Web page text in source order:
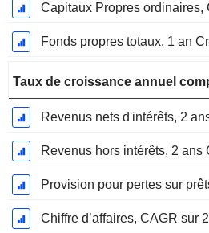
Capitaux Propres ordinaires,
Fonds propres totaux, 1 an
Taux de croissance annuel
Revenus nets d'intérêts, 2
Revenus hors intérêts, 2 ans
Provision pour pertes sur
Chiffre d’affaires, CAGR sur